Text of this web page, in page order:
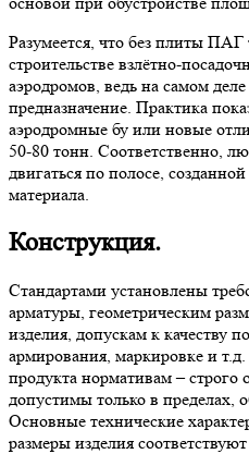
Разумеется, что без плиты ПАГ
строительстве взлётно-
аэродромов, ведь на самом
предназначение. Практика
аэродромные бу или новые
50-80 тонн. Соответственно,
двигаться по полосе,
материала.
Конструкция.
Стандартами установлены
арматуры, геометрическим
изделия, допускам к качеству
армирования, маркировке и
продукта нормативам – строго
допустимы только в пределах,
Основные технические
размеры изделия